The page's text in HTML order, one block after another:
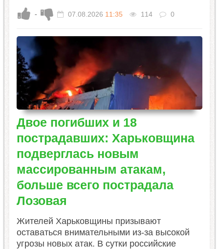
- 07.08.2026 11:35 114 0
Двое погибших и 18
пострадавших: Харьковщина
подверглась новым
массированным атакам,
больше всего пострадала
Лозовая
Жителей Харьковщины призывают
оставаться внимательными из-за высокой
угрозы новых атак. В сутки российские